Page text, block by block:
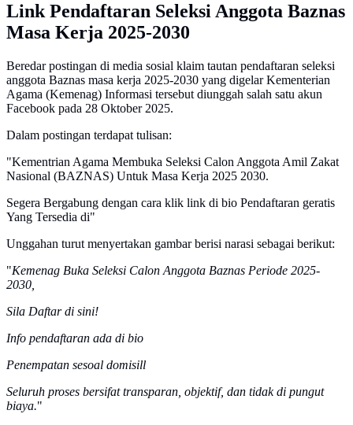
Link Pendaftaran Seleksi Anggota Baznas
Masa Kerja 2025-2030
Beredar postingan di media sosial klaim tautan pendaftaran seleksi
anggota Baznas masa kerja 2025-2030 yang digelar Kementerian
Agama (Kemenag) Informasi tersebut diunggah salah satu akun
Facebook pada 28 Oktober 2025.
Dalam postingan terdapat tulisan:
"Kementrian Agama Membuka Seleksi Calon Anggota Amil Zakat
Nasional (BAZNAS) Untuk Masa Kerja 2025 2030.
Segera Bergabung dengan cara klik link di bio Pendaftaran geratis
Yang Tersedia di"
Unggahan turut menyertakan gambar berisi narasi sebagai berikut:
"Kemenag Buka Seleksi Calon Anggota Baznas Periode 2025-
2030,
Sila Daftar di sini!
Info pendaftaran ada di bio
Penempatan sesoal domisill
Seluruh proses bersifat transparan, objektif, dan tidak di pungut
biaya."